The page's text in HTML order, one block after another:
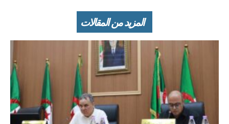
المزيد من المقالات